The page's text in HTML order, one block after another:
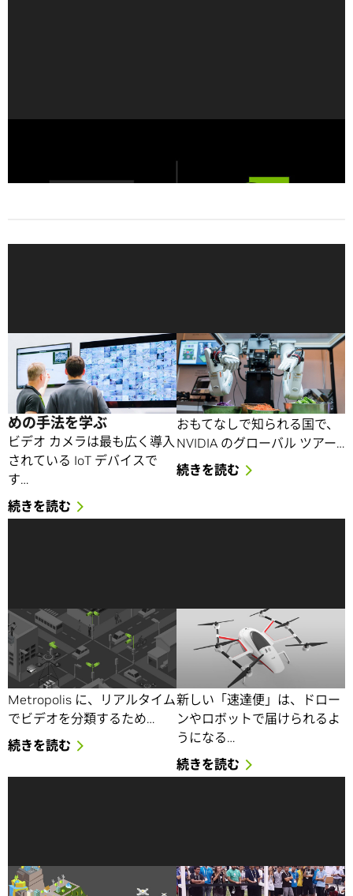
GTCにおけるインテリジ
ェント ビデオ解析のセッ
ション：よりスマートで
安全な空間を構築するた
めの手法を学ぶ
ビデオ カメラは最も広く導入
されている IoT デバイスで
す…
続きを読む
ロボットの多彩なライン
ナップ: 多くの驚異的なメ
カが GTC Japan で成功を
収める
おもてなしで知られる国で、
NVIDIA のグローバル ツアー…
続きを読む
Alibaba と Huawei、
NVIDIA の Metropolis AI
スマート シティ プラット
フォームを導入
Metropolis に、リアルタイム
でビデオを分類するため…
続きを読む
サインして、封をして、送
って: JD X、ロジスティク
スや配送業に NVIDIA の
AI を採用
新しい「速達便」は、ドロー
ンやロボットで届けられるよ
うになる…
続きを読む
DGX システムが新時代の
ロボカップ2017: 生活支